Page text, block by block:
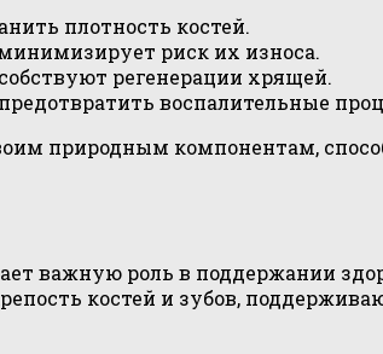
плотность костей.
риск их износа.
регенерации хрящей.
воспалительные
природным компонентам,
важную роль в поддержании
костей и зубов,